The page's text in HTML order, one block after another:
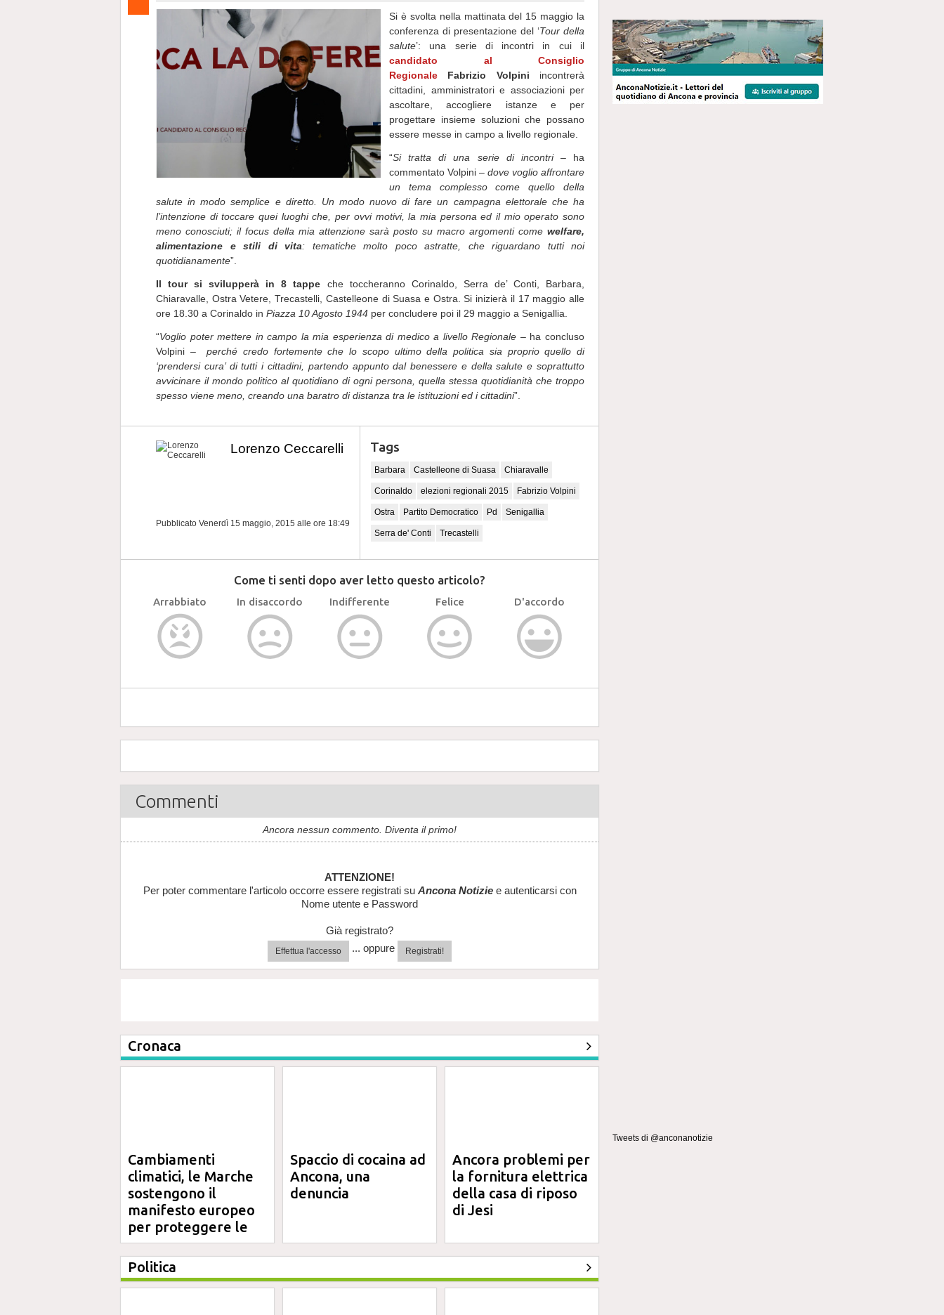
Si è svolta nella mattinata del 15 maggio la
conferenza di presentazione del ‘Tour della
salute’: una serie di incontri in cui il
candidato al Consiglio
Regionale
Fabrizio Volpini incontrerà
cittadini, amministratori e associazioni per
ascoltare, accogliere istanze e per
progettare insieme soluzioni che possano
essere messe in campo a livello regionale.
“Si tratta di una serie di incontri– ha
commentato Volpini – dove voglio affrontare
un tema complesso come quello della
salute in modo semplice e diretto. Un modo nuovo di fare un campagna elettorale che ha
l’intenzione di toccare quei luoghi che, per ovvi motivi, la mia persona ed il mio operato sono
meno conosciuti; il focus della mia attenzione sarà posto su macro argomenti come welfare,
alimentazione e stili di vita: tematiche molto poco astratte, che riguardano tutti noi
quotidianamente”.
Il tour si svilupperà in 8 tappe che toccheranno Corinaldo, Serra de’ Conti, Barbara,
Chiaravalle, Ostra Vetere, Trecastelli, Castelleone di Suasa e Ostra. Si inizierà il 17 maggio alle
ore 18.30 a Corinaldo in Piazza 10 Agosto 1944 per concludere poi il 29 maggio a Senigallia.
“Voglio poter mettere in campo la mia esperienza di medico a livello Regionale – ha concluso
Volpini – perché credo fortemente che lo scopo ultimo della politica sia proprio quello di
‘prendersi cura’ di tutti i cittadini, partendo appunto dal benessere e della salute e soprattutto
avvicinare il mondo politico al quotidiano di ogni persona, quella stessa quotidianità che troppo
spesso viene meno, creando una baratro di distanza tra le istituzioni ed i cittadini”.
Lorenzo Ceccarelli
Pubblicato Venerdì 15 maggio, 2015 alle ore 18:49
Tags
Barbara Castelleone di Suasa Chiaravalle
Corinaldo elezioni regionali 2015 Fabrizio Volpini
Ostra Partito Democratico Pd Senigallia
Serra de' Conti Trecastelli
Come ti senti dopo aver letto questo articolo?
Arrabbiato In disaccordo Indifferente Felice D'accordo
Commenti
Ancora nessun commento. Diventa il primo!
ATTENZIONE!
Per poter commentare l'articolo occorre essere registrati su Ancona Notiziee autenticarsi con
Nome utente e Password
Già registrato?
Effettua l'accesso ... oppure Registrati!
Cronaca
Cambiamenti
climatici, le Marche
sostengono il
manifesto europeo
per proteggere le
aree costiere
Spaccio di cocaina ad
Ancona, una
denuncia
Ancora problemi per
la fornitura elettrica
della casa di riposo
di Jesi
Politica
Tweets di @anconanotizie